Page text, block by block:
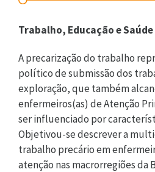
Trabalho, Educação e Saúde
A precarização do trabalho
político de submissão dos
exploração, que também
enfermeiros(as) de Atenção
ser influenciado por
Objetivou-se descrever a
trabalho precário em
atenção nas macrorregiões da